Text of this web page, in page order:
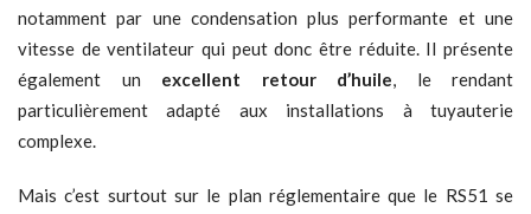
notamment par une condensation plus performante et une
vitesse de ventilateur qui peut donc être réduite. Il présente
également un excellent retour d’huile, le rendant
particulièrement adapté aux installations à tuyauterie
complexe.
Mais c’est surtout sur le plan réglementaire que le RS51 se